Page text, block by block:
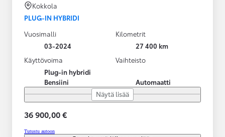
Kokkola
PLUG-IN HYBRIDI
Vuosimalli
03-2024
Kilometrit
27 400 km
Käyttövoima
Plug-in hybridi
Bensiini
Vaihteisto
Automaatti
Näytä lisää
36 900,00 €
Tutustu autoon